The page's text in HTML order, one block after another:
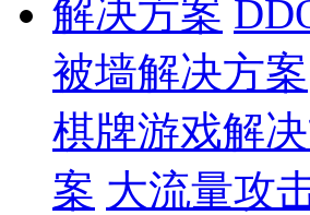
解决方案
被墙解决方案
棋牌游戏解
案 大流量攻